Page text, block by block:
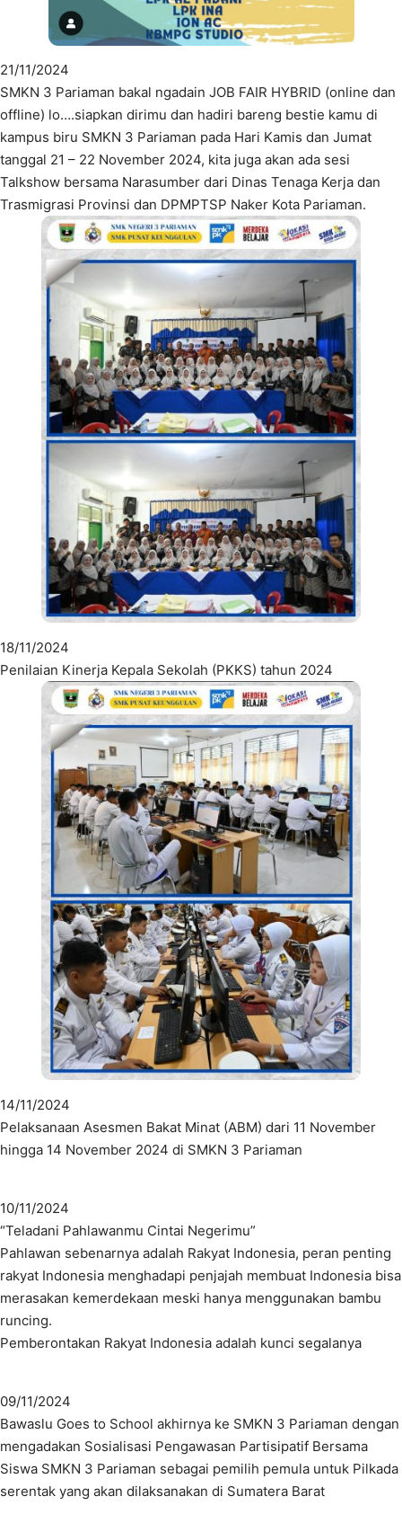
21/11/2024
SMKN 3 Pariaman bakal ngadain JOB FAIR HYBRID (online dan
offline) lo….siapkan dirimu dan hadiri bareng bestie kamu di
kampus biru SMKN 3 Pariaman pada Hari Kamis dan Jumat
tanggal 21 – 22 November 2024, kita juga akan ada sesi
Talkshow bersama Narasumber dari Dinas Tenaga Kerja dan
Trasmigrasi Provinsi dan DPMPTSP Naker Kota Pariaman.
18/11/2024
Penilaian Kinerja Kepala Sekolah (PKKS) tahun 2024
14/11/2024
Pelaksanaan Asesmen Bakat Minat (ABM) dari 11 November
hingga 14 November 2024 di SMKN 3 Pariaman
10/11/2024
“Teladani Pahlawanmu Cintai Negerimu”
Pahlawan sebenarnya adalah Rakyat Indonesia, peran penting
rakyat Indonesia menghadapi penjajah membuat Indonesia bisa
merasakan kemerdekaan meski hanya menggunakan bambu
runcing.
Pemberontakan Rakyat Indonesia adalah kunci segalanya
09/11/2024
Bawaslu Goes to School akhirnya ke SMKN 3 Pariaman dengan
mengadakan Sosialisasi Pengawasan Partisipatif Bersama
Siswa SMKN 3 Pariaman sebagai pemilih pemula untuk Pilkada
serentak yang akan dilaksanakan di Sumatera Barat